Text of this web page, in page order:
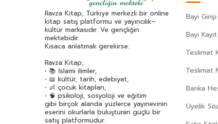
Alexandr Sergeyeviç Puşkin(49)
Alexandre Dumas (113)
Alfred Adler(62)
Ali Bulaç
(32)
Ali Kuzu(42)
Alphonse Daudet(40)
Andre Gide(43)
Anonim(300)
Antoine De Saint Exupery (174)
Ravza Kitap, Türkiye merkezli bir online
kitap satış platformu ve yayıncılık–
kültür markasıdır. Ve gençliğin
mektebidir.
Kısaca anlatmak gerekirse:
Ravza Kitap;
• 📚 İslami ilimler,
• 📖 kültür, tarih, edebiyat,
• 👶 çocuk kitapları,
• 🧠 psikoloji, sosyoloji ve eğitim
gibi birçok alanda yüzlerce yayınevinin
eserini okurlarla buluşturan güçlü bir
satış platformudur.
Bayi Girişi
Bayi Kayıt
Teslimat
Teslimat
Banka
Üyelik